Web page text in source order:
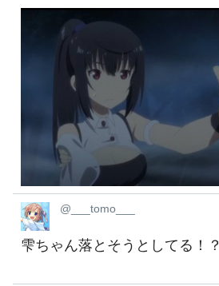
@___tomo___
雫ちゃん落とそうとしてる！？